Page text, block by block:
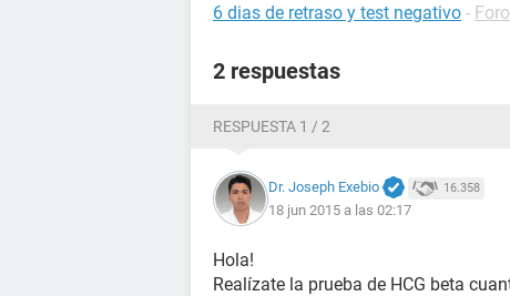
6 dias de retraso y test negativo -
2 respuestas
RESPUESTA 1 / 2
Dr. Joseph Exebio 16.358
18 jun 2015 a las 02:17
Hola!
Realízate la prueba de HCG beta